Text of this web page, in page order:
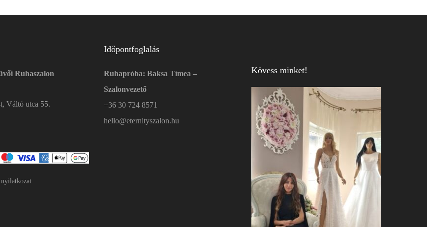
Ruhaszalon
Váltó utca 55.
Időpontfoglalás
Ruhapróba: Baksa Tímea –
Szalonvezető
+36 30 724 8571
hello@eternityszalon.hu
Kövess minket!